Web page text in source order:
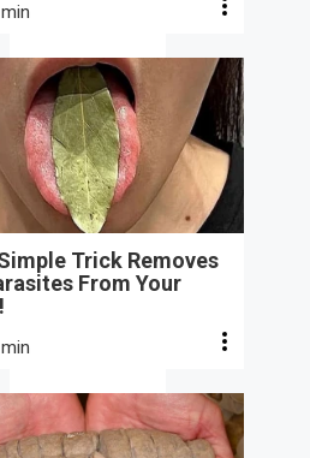
Trick Removes
From Your